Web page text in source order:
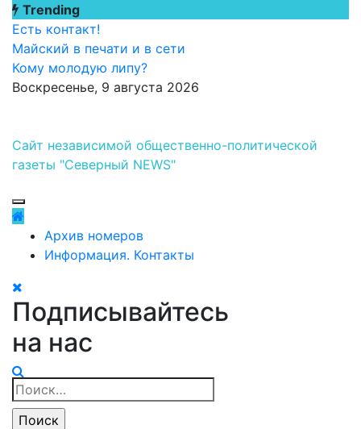
Перейти
содержимому
Trending
Есть контакт!
Майский в печати и в сети
Кому молодую липу?
Воскресенье, 9 августа 2026
Сайт независимой общественно-политической
газеты "Северный NEWS"
Архив номеров
Информация. Контакты
Подписывайтесь
на нас
Найти: